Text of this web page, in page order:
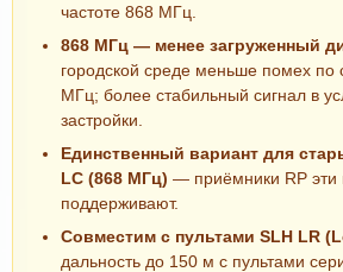
частоте 868 МГц.
868 МГц — менее загруженный
городской среде меньше помех по
МГц; более стабильный сигнал в
застройки.
Единственный вариант для
LC (868 МГц) — приёмники RP эти
поддерживают.
Совместим с пультами SLH LR
дальность до 150 м с пультами